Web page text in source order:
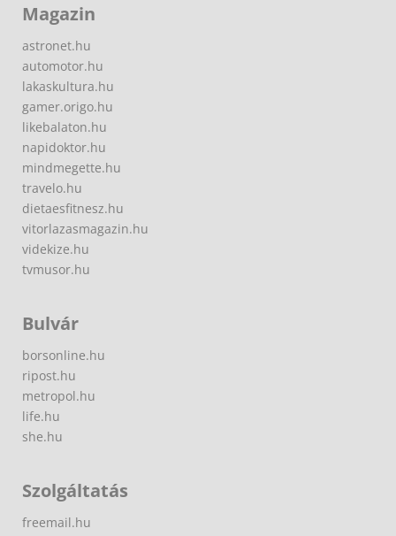
Magazin
astronet.hu
automotor.hu
lakaskultura.hu
gamer.origo.hu
likebalaton.hu
napidoktor.hu
mindmegette.hu
travelo.hu
dietaesfitnesz.hu
vitorlazasmagazin.hu
videkize.hu
tvmusor.hu
Bulvár
borsonline.hu
ripost.hu
metropol.hu
life.hu
she.hu
Szolgáltatás
freemail.hu